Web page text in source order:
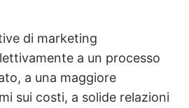
di marketing
a un processo
a una maggiore
sui costi, a solide relazioni